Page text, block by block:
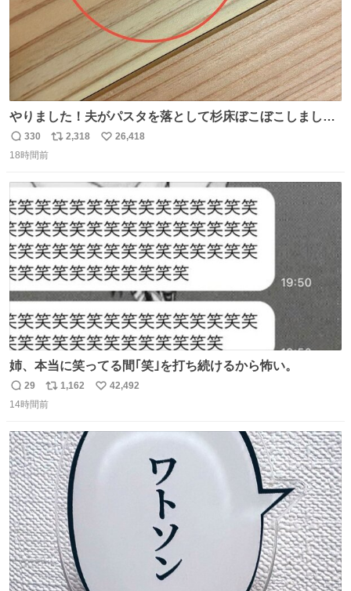
やりました！夫がパスタを落として杉床ぼこぼこしまし
た！よかったーーー！ファーストぼこぼこ自分じゃなく
て！これで第二波いつでもいけます！！！✌️いやーほっと
は乾燥パスタに負けます。豆腐くらいやわやわです。
返
信
330
リ
数
2,318
い
26,418
18時間前
姉、本当に笑ってる間｢笑｣を打ち続けるから怖い。
返
信
29
リ
ポ
ト
数
1,162
い
42,492
14時間前